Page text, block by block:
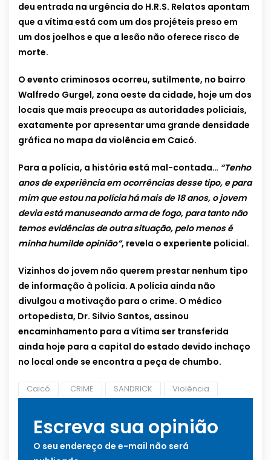
deu entrada na urgência do H.R.S. Relatos apontam
que a vítima está com um dos projéteis preso em
um dos joelhos e que a lesão não oferece risco de
morte.
O evento criminosos ocorreu, sutilmente, no bairro
Walfredo Gurgel, zona oeste da cidade, hoje um dos
locais que mais preocupa as autoridades policiais,
exatamente por apresentar uma grande densidade
gráfica no mapa da violência em Caicó.
Para a polícia, a história está mal-contada… “Tenho
anos de experiência em ocorrências desse tipo, e para
mim que estou na polícia há mais de 18 anos, o jovem
devia está manuseando arma de fogo, para tanto não
temos evidências de outra situação, pelo menos é
minha humilde opinião”, revela o experiente policial.
Vizinhos do jovem não querem prestar nenhum tipo
de informação à polícia. A polícia ainda não
divulgou a motivação para o crime. O médico
ortopedista, Dr. Silvio Santos, assinou
encaminhamento para a vítima ser transferida
ainda hoje para a capital do estado devido inchaço
no local onde se encontra a peça de chumbo.
Caicó CRIME SANDRICK Violência
Escreva sua opinião
O seu endereço de e-mail não será